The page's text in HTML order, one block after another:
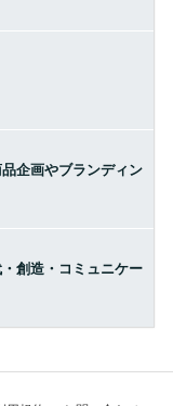
企画やブランディン
創造・コミュニケー